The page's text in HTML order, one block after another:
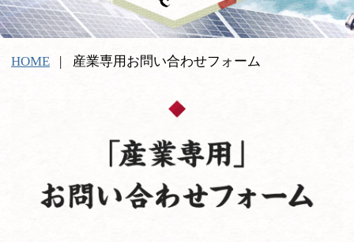
HOME 産業専用お問い合わせフォーム